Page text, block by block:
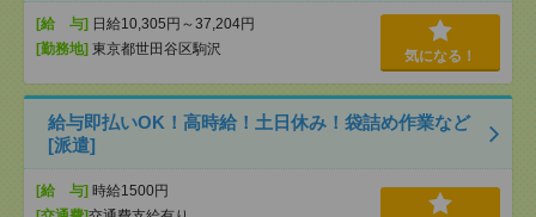
[給 与] 日給10,305円～37,204円
[勤務地] 東京都世田谷区駒沢 気になる！
給与即払いOK！高時給！土日休み！袋詰め作業など
[派遣]
[給 与] 時給1500円